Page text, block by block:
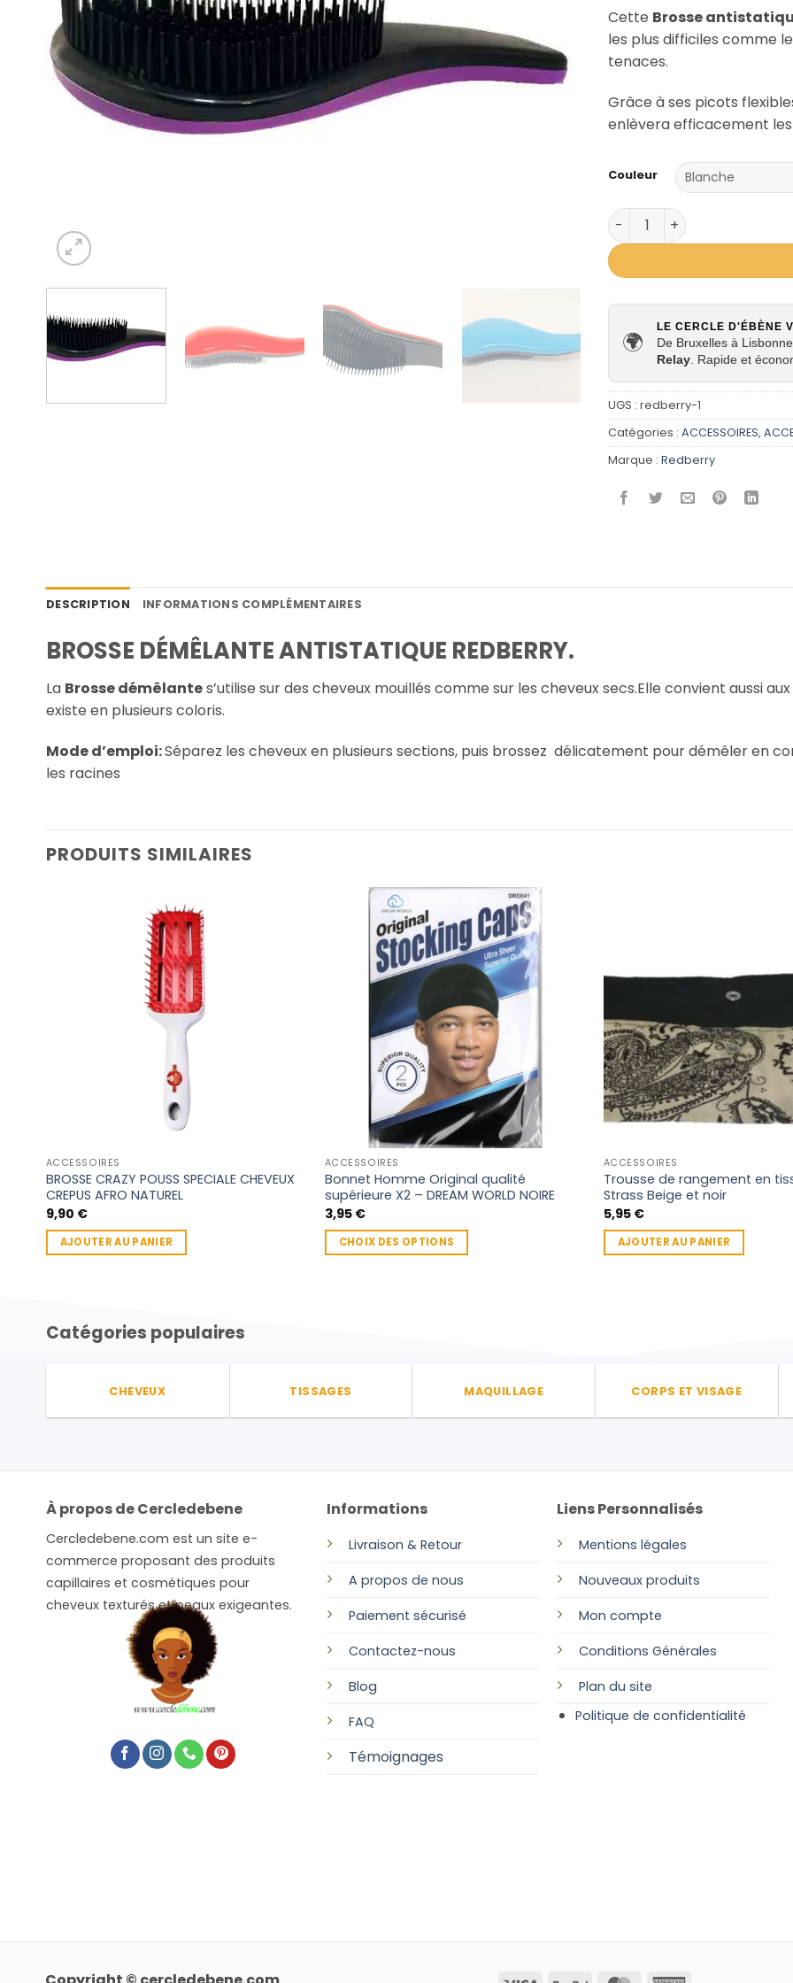
Cette Brosse
les plus difficiles comme
tenaces.
Grâce à ses picots
enlèvera efficacement
Couleur
quantité de Brosse
🌍
LE CERCLE D'ÉBÈNE
De Bruxelles à
Relay . Rapide et
UGS : redberry-1
Catégories : ACCESSOIRES,
Marque : Redberry
DESCRIPTION INFORMATIONS COMPLÉMENTAIRES
BROSSE DÉMÊLANTE ANTISTATIQUE REDBERRY.
La Brosse démêlantes’utilise sur des cheveux mouillés comme sur les cheveux secs.Elle convient aussi aux
existe en plusieurs coloris.
Mode d’emploi:Séparez les cheveux en plusieurs sections, puis brossez délicatement pour démêler en
les racines
PRODUITS SIMILAIRES
ACCESSOIRES
BROSSE CRAZY POUSS SPECIALE CHEVEUX
CREPUS AFRO NATUREL
9,90 €
AJOUTER AU PANIER
ACCESSOIRES
Bonnet Homme Original qualité
supérieure X2 – DREAM WORLD NOIRE
3,95 €
CHOIX DES OPTIONS
options
sur
page
produit
ACCESSOIRES
Trousse de rangement en
Strass Beige et noir
5,95 €
AJOUTER AU PANIER
Catégories populaires
CHEVEUX TISSAGES MAQUILLAGE CORPS ET VISAGE
À propos de Cercledebene
Cercledebene.com est un site e-
commerce proposant des produits
capillaires et cosmétiques pour
cheveux texturés et peaux exigeantes.
Informations
Livraison & Retour
A propos de nous
Paiement sécurisé
Contactez-nous
Blog
FAQ
Témoignages
Liens Personnalisés
Mentions légales
Nouveaux produits
Mon compte
Conditions Générales
Plan du site
Politique de confidentialité